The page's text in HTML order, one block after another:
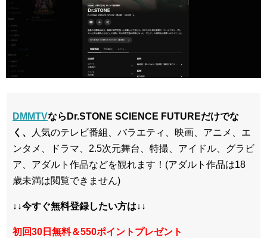
DMMTVならDr.STONE SCIENCE FUTUREだけでな
く、
人気のテレビ番組、バラエティ、映画、アニメ、エ
ンタメ、ドラマ、2.5次元舞台、特撮、アイドル、グラビ
ア、アダルト作品などを観れます！(アダルト作品は18
歳未満は閲覧できません)
↓↓今すぐ無料登録したい方は↓↓
初回30日無料＆550ポイントプレゼント